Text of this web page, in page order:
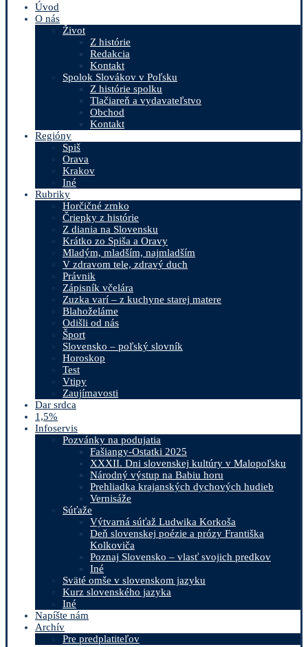
Úvod
O nás
Život
Z histórie
Redakcia
Kontakt
Spolok Slovákov v Poľsku
Z histórie spolku
Tlačiareň a vydavateľstvo
Obchod
Kontakt
Regióny
Spiš
Orava
Krakov
Iné
Rubriky
Horčičné zrnko
Čriepky z histórie
Z diania na Slovensku
Krátko zo Spiša a Oravy
Mladým, mladším, najmladším
V zdravom tele, zdravý duch
Právnik
Zápisník včelára
Zuzka varí – z kuchyne starej matere
Blahoželáme
Odišli od nás
Šport
Slovensko – poľský slovník
Horoskop
Test
Vtipy
Zaujímavosti
Dar srdca
1,5%
Infoservis
Pozvánky na podujatia
Fašiangy-Ostatki 2025
XXXII. Dni slovenskej kultúry v Malopoľsku
Národný výstup na Babiu horu
Prehliadka krajanských dychových hudieb
Vernisáže
Súťaže
Výtvarná súťaž Ludwika Korkoša
Deň slovenskej poézie a prózy Františka
Kolkoviča
Poznaj Slovensko – vlasť svojich predkov
Iné
Sväté omše v slovenskom jazyku
Kurz slovenského jazyka
Iné
Napíšte nám
Archív
Pre predplatiteľov